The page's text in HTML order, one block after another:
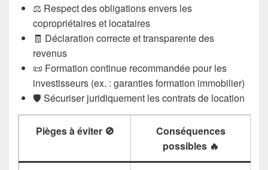
⚖️ Respect des obligations envers les
copropriétaires et locataires
🧾 Déclaration correcte et transparente des
revenus
📜 Formation continue recommandée pour les
investisseurs (ex. : garanties formation immobilier)
🛡️ Sécuriser juridiquement les contrats de location
Pièges à éviter 🚫
Conséquences
possibles 🔥